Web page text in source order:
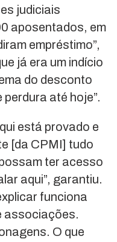
judiciais
aposentados, em
empréstimo”,
já era um indício
do desconto
até hoje”.
está provado e
[da CPMI] tudo
ter acesso
aqui”, garantiu.
funciona
associações.
O que